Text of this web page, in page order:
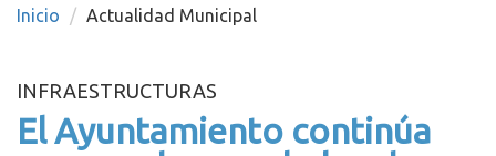
inicio
Inicio Actualidad Municipal
INFRAESTRUCTURAS
El Ayuntamiento continúa